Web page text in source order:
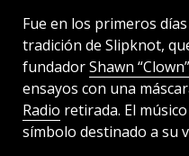
Fue en los primeros
tradición de Slipknot,
fundadorShawn
ensayos con una
Radio retirada. El
símbolo destinado a su